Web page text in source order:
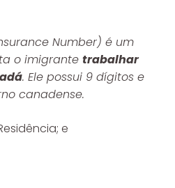
Number) é um
o imigrante trabalhar
. Ele possui 9 dígitos e
canadense.
e